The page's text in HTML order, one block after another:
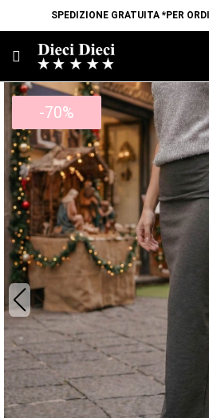
SPEDIZIONE GRATUITA *PER
-70%